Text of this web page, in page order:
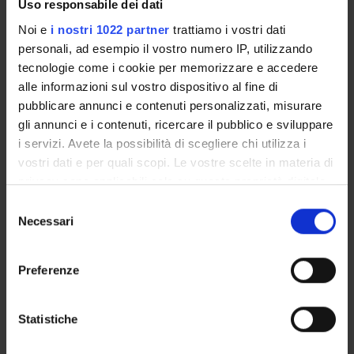
Uso responsabile dei dati
Noi e i nostri 1022 partner trattiamo i vostri dati
personali, ad esempio il vostro numero IP, utilizzando
tecnologie come i cookie per memorizzare e accedere
alle informazioni sul vostro dispositivo al fine di
pubblicare annunci e contenuti personalizzati, misurare
gli annunci e i contenuti, ricercare il pubblico e sviluppare
i servizi. Avete la possibilità di scegliere chi utilizza i
vostri dati e per quali scopi. Le vostre scelte in materia di
privacy sono applicabili solo su questa proprietà digitale
modificare o revocare il proprio consenso in qualsiasi
momento dalla Dichiarazione sui cookie o facendo clic
raccogliere informazioni sulla tua posizione
geografica, con un'approssimazione di qualche
delNecessari
Preferenze
Statistiche
GOVERNANCE
UFFICI E STRUTTURE DI SERVIZIO
SERVIZI DI SEGRETERIA STUDENTI
STRUTTURE DEL DIPARTIMENTO
BIBLIOTECHE
CENTRI
Persone